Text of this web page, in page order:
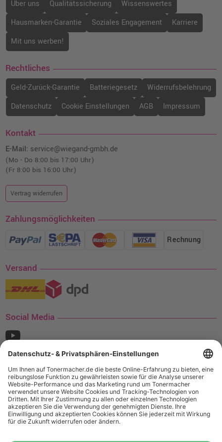
Über uns Qualitätssicherung
Wissenswertes
Hausmarken-Garantie
Soziales Engagement
Karriere
Mit uns werben!
Rechtliches
Geld-Zurück-Garantie Batteriegesetz
Widerrufsbelehrung
Datenschutz
Cookie Einstellungen AGB Impressum
Kontakt
E-Mail: service@wiegand-gmbh.de
(Mo - Do 8:00 bis 17:00 Uhr)
(Fr 8:00 bis 16:00 Uhr)
Vertrag widerrufen
Zahlungsmöglichkeiten
Rechnung
Versand
Social Media
¹ Nur gültig für den Versand innerhalb Deutschlands. Befindet sich ein Warenwert
von mindestens 35€ (inkl. Mwst.) an Ampertec Artikeln in Ihrem Warenkorb, ist der
Versand für Sie kostenfrei.